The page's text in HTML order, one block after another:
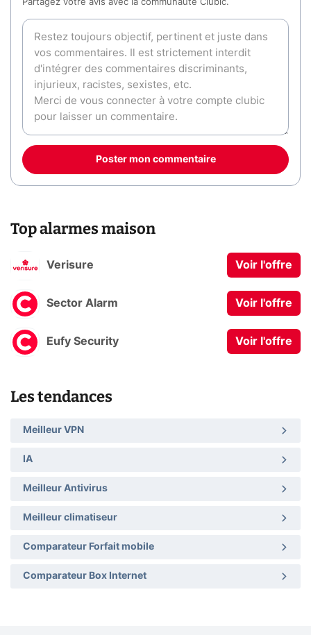
Partagez votre avis avec la communauté Clubic.
Poster mon commentaire
Top alarmes maison
Verisure Voir l'offre
Sector Alarm Voir l'offre
Eufy Security Voir l'offre
Les tendances
Meilleur VPN
IA
Meilleur Antivirus
Meilleur climatiseur
Comparateur Forfait mobile
Comparateur Box Internet